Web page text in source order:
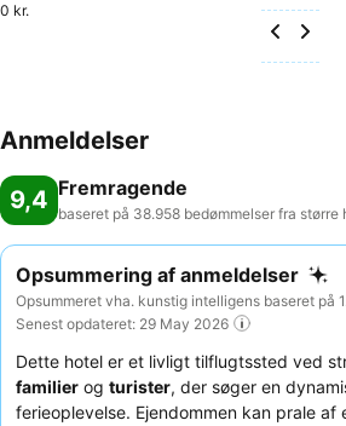
0 kr.
Anmeldelser
9,4 Fremragende
baseret på 38.958 bedømmelser fra større
Opsummering af anmeldelser
Opsummeret vha. kunstig intelligens baseret på
Senest opdateret: 29 May 2026
Dette hotel er et livligt tilflugtssted ved
familier og turister, der søger en
ferieoplevelse. Ejendommen kan prale af